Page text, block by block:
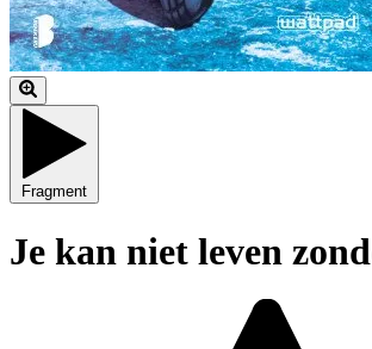
Fragment
Je kan niet leven